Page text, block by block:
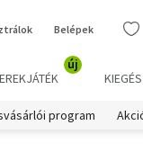
Belépek
új
program